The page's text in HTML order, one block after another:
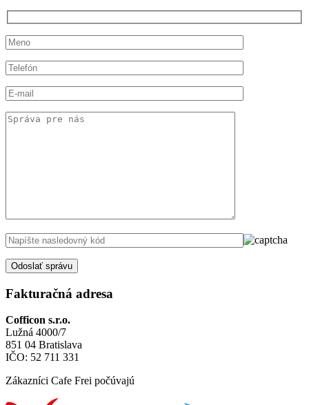
Odoslať správu
Fakturačná adresa
Cofficon s.r.o.
Lužná 4000/7
851 04 Bratislava
IČO: 52 711 331
Zákazníci Cafe Frei počúvajú